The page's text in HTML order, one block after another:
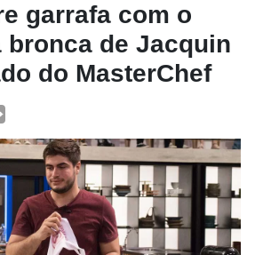
garrafa com o
bronca de Jacquin
do MasterChef